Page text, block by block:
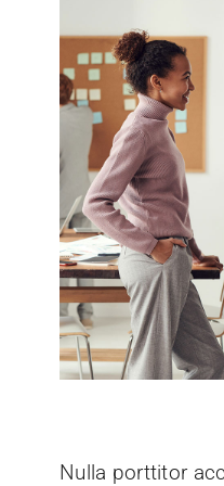
Nulla porttitor